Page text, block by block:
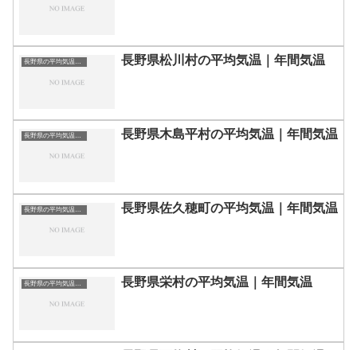
長野県の平均気温まとめ 長野県松川村の平均気温｜年間気温
長野県の平均気温まとめ 長野県木島平村の平均気温｜年間気温
長野県佐久穂町の平均気温｜年間気温
長野県栄村の平均気温｜年間気温